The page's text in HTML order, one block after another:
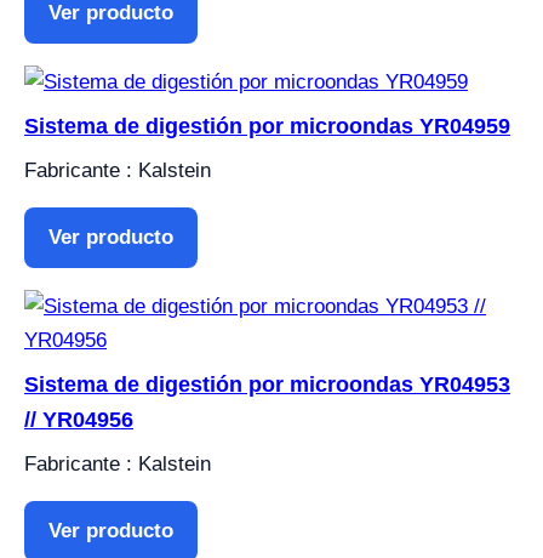
Ver producto
Sistema de digestión por microondas YR04959
Fabricante : Kalstein
Ver producto
Sistema de digestión por microondas YR04953
// YR04956
Fabricante : Kalstein
Ver producto